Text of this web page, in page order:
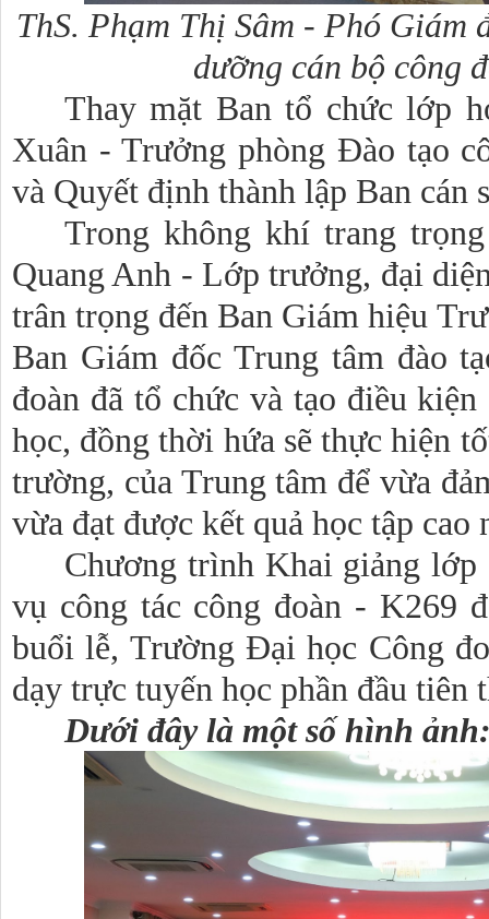
ThS. Phạm Thị Sâm - Phó Giám
dưỡng cán bộ công
Thay mặt Ban tổ chức lớp
Xuân - Trưởng phòng Đào tạo
và Quyết định thành lập Ban cán
Trong không khí trang
Quang Anh - Lớp trưởng, đại
trân trọng đến Ban Giám hiệu
Ban Giám đốc Trung tâm đào
đoàn đã tổ chức và tạo điều
học, đồng thời hứa sẽ thực hiện
trường, của Trung tâm để vừa
vừa đạt được kết quả học tập cao
Chương trình Khai giảng
vụ công tác công đoàn - K269
buổi lễ, Trường Đại học Công
dạy trực tuyến học phần đầu tiên
Dưới đây là một số hình